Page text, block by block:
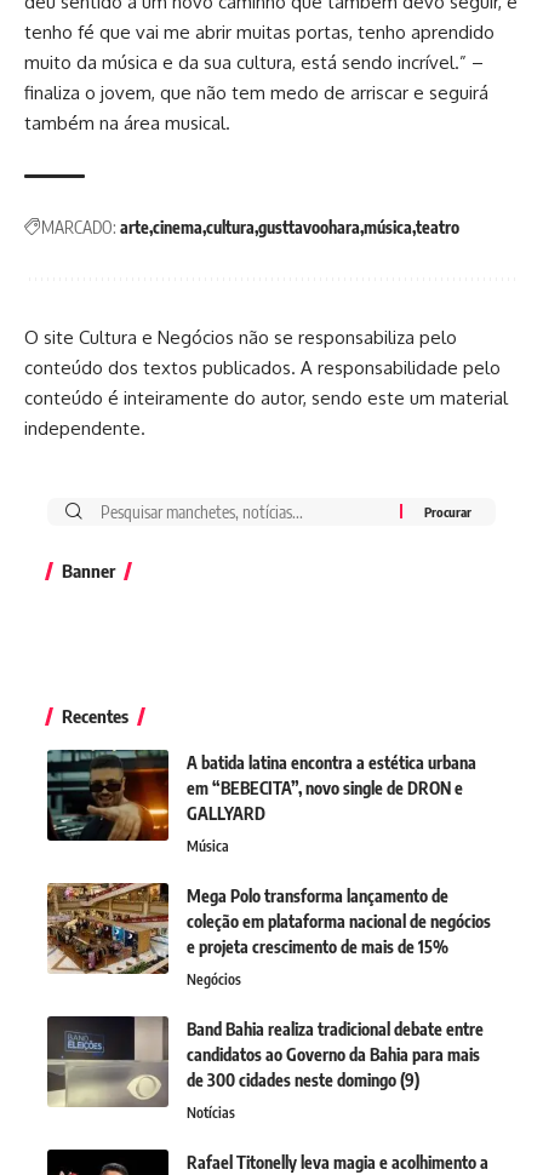
tenho fé que vai me abrir muitas portas, tenho aprendido
muito da música e da sua cultura, está sendo incrível.” –
finaliza o jovem, que não tem medo de arriscar e seguirá
também na área musical.
MARCADO: artecinema cultura gusttavoohara música teatro
O site Cultura e Negócios não se responsabiliza pelo
conteúdo dos textos publicados. A responsabilidade pelo
conteúdo é inteiramente do autor, sendo este um material
independente.
Banner
Recentes
A batida latina encontra a estética urbana
em “BEBECITA”, novo single de DRON e
GALLYARD
Música
Mega Polo transforma lançamento de
coleção em plataforma nacional de negócios
e projeta crescimento de mais de 15%
Negócios
Band Bahia realiza tradicional debate entre
candidatos ao Governo da Bahia para mais
de 300 cidades neste domingo (9)
Notícias
Rafael Titonelly leva magia e acolhimento a